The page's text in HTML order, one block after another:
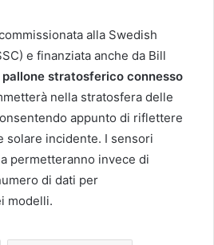
alla Swedish
e finanziata anche da Bill
pallone stratosferico connesso
nella stratosfera delle
appunto di riflettere
solare incidente. I sensori
permetteranno invece di
di dati per
modelli.